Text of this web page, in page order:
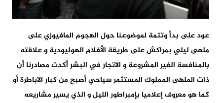
عود على بدأ وتتمة لموضوعنا حول الهجوم المافيوزي على
ملهى ليلي بمراكش على طريقة الأفلام الهوليودية و علاقته
بالمنافسة الغير المشروعة و الاتجار في البشر أكدت مصادرنا أن
ذات الملهى المملوك المستثمر سياحي أصبح من كبار الاباطرة أو
كما هو معروف إعلاميا بإمبراطور الليل و الذي يسير مشاريعه